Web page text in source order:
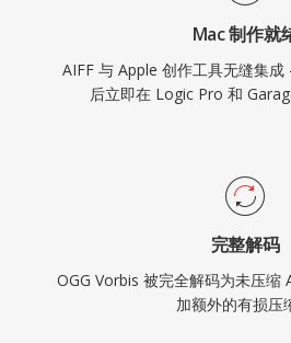
Mac 制作就
AIFF 与 Apple 创作工具无缝集
后立即在 Logic Pro 和
完整解码
OGG Vorbis 被完全解码为未压
加额外的有损压